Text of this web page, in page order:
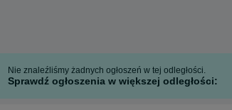
Nie znaleźliśmy żadnych ogłoszeń w tej odległości.
Sprawdź ogłoszenia w większej odległości: